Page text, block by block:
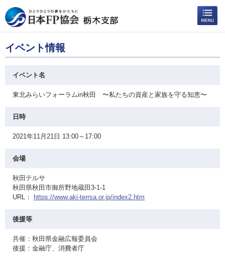
イベント情報
イベント名
東北みらいフォーラムin秋田 〜私たちの資産と家族を守る知恵〜
日時
2021年11月21日 13:00～17:00
会場
秋田テルサ
秋田県秋田市御所野地蔵田3-1-1
URL：
https://www.aki-terrsa.or.jp/index2.htm
後援等
共催：秋田県金融広報委員会
後援：金融庁、消費者庁